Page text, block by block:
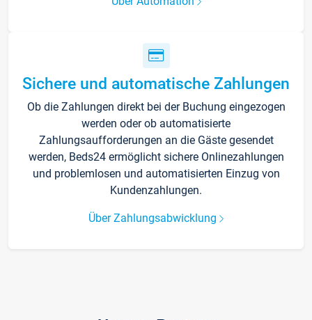
Sichere und automatische Zahlungen
Ob die Zahlungen direkt bei der Buchung eingezogen
werden oder ob automatisierte
Zahlungsaufforderungen an die Gäste gesendet
werden, Beds24 ermöglicht sichere Onlinezahlungen
und problemlosen und automatisierten Einzug von
Kundenzahlungen.
Über Zahlungsabwicklung